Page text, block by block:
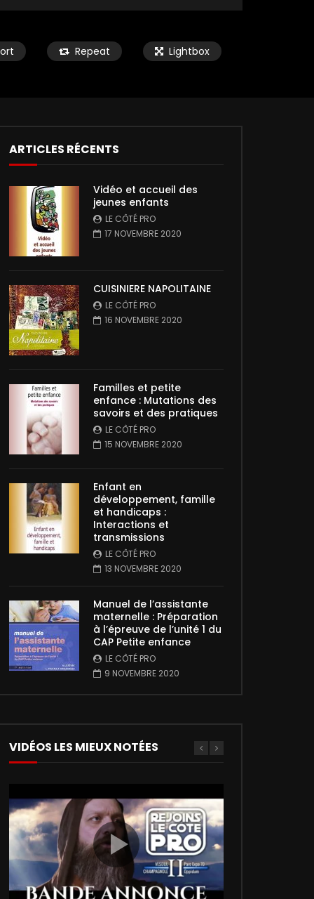
Repeat Lightbox
ARTICLES RÉCENTS
Vidéo et accueil des
jeunes enfants
LE CÔTÉ PRO
17 NOVEMBRE 2020
CUISINIERE NAPOLITAINE
LE CÔTÉ PRO
16 NOVEMBRE 2020
Familles et petite
enfance : Mutations des
savoirs et des pratiques
LE CÔTÉ PRO
15 NOVEMBRE 2020
Enfant en
développement, famille
et handicaps :
Interactions et
transmissions
LE CÔTÉ PRO
13 NOVEMBRE 2020
Manuel de l’assistante
maternelle : Préparation
à l’épreuve de l’unité 1 du
CAP Petite enfance
LE CÔTÉ PRO
9 NOVEMBRE 2020
VIDÉOS LES MIEUX NOTÉES
01:35
5
00:02:27 5